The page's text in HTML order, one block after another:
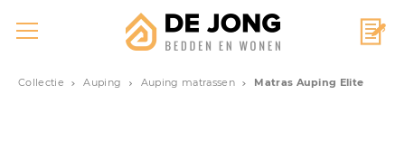
Collectie Auping Auping matrassen Matras Auping Elite